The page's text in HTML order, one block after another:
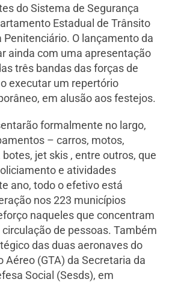
do Sistema de Segurança
Estadual de Trânsito
Penitenciário. O lançamento da
ainda com uma apresentação
três bandas das forças de
executar um repertório
em alusão aos festejos.
formalmente no largo,
– carros, motos,
jet skis , entre outros, que
e atividades
ano, todo o efetivo está
nos 223 municípios
naqueles que concentram
de pessoas. Também
das duas aeronaves do
Aéreo (GTA) da Secretaria da
Social (Sesds), em